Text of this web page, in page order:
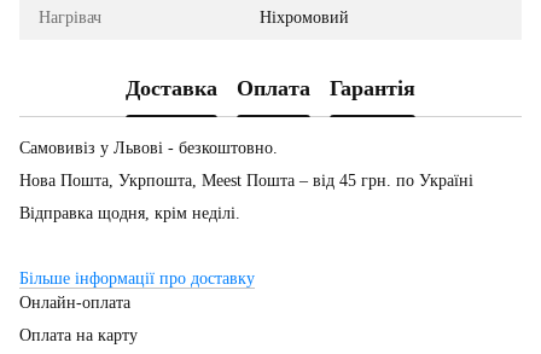
Нагрівач Ніхромовий
Доставка Оплата Гарантія
Самовивіз у Львові - безкоштовно.
Нова Пошта, Укрпошта, Meest Пошта – від 45 грн. по Україні
Відправка щодня, крім неділі.
Більше інформації про доставку
Онлайн-оплата
Оплата на карту